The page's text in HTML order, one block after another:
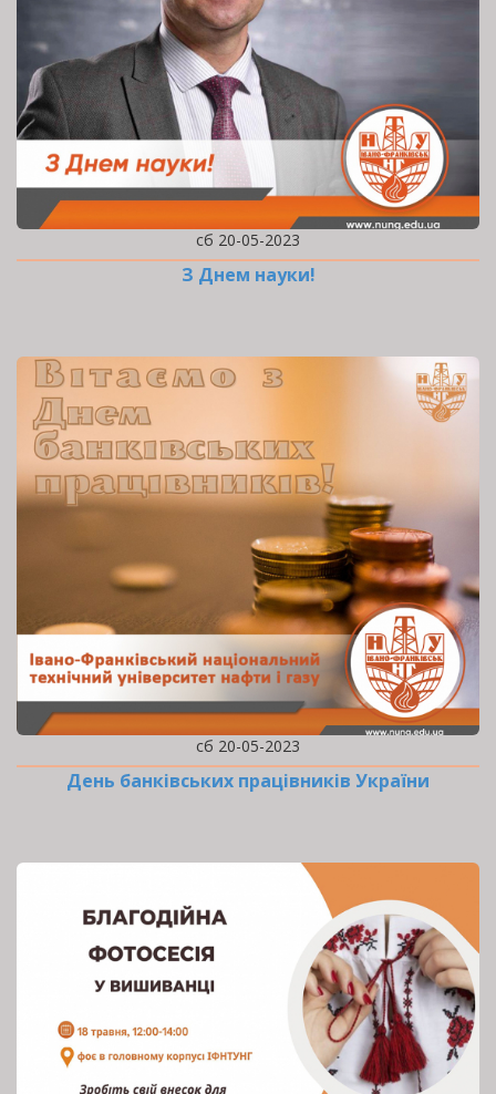
сб 20-05-2023
З Днем науки!
сб 20-05-2023
День банківських працівників України